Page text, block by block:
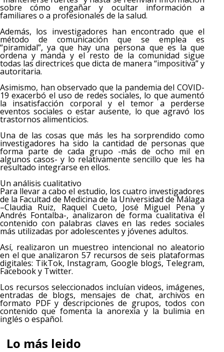
sobre cómo engañar y ocultar información a
familiares o a profesionales de la salud.
Además, los investigadores han encontrado que el
método de comunicación que se emplea es
“piramidal”, ya que hay una persona que es la que
ordena y manda y el resto de la comunidad sigue
todas las directrices que dicta de manera “impositiva” y
autoritaria.
Asimismo, han observado que la pandemia del COVID-
19 exacerbó el uso de redes sociales, lo que aumentó
la insatisfacción corporal y el temor a perderse
eventos sociales o estar ausente, lo que agravó los
trastornos alimenticios.
Una de las cosas que más les ha sorprendido como
investigadores ha sido la cantidad de personas que
forma parte de cada grupo -más de ocho mil en
algunos casos- y lo relativamente sencillo que les ha
resultado integrarse en ellos.
Un análisis cualitativo
Para llevar a cabo el estudio, los cuatro investigadores
de la Facultad de Medicina de la Universidad de Málaga
–Claudia Ruiz, Raquel Cueto, José Miguel Pena y
Andrés Fontalba-, analizaron de forma cualitativa el
contenido con palabras claves en las redes sociales
más utilizadas por adolescentes y jóvenes adultos.
Así, realizaron un muestreo intencional no aleatorio
en el que analizaron 57 recursos de seis plataformas
digitales: TikTok, Instagram, Google blogs, Telegram,
Facebook y Twitter.
Los recursos seleccionados incluían videos, imágenes,
entradas de blogs, mensajes de chat, archivos en
formato PDF y descripciones de grupos, todos con
contenido que fomenta la anorexia y la bulimia en
inglés o español.
Lo más leido